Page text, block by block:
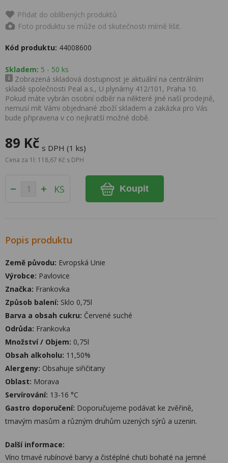
Přidat do oblíbených produktů
Foto produktu se může od skutečnosti mírně lišit.
Kód produktu: 44008600
Skladem: 5 - 50 ks
Zobrazená skladová dostupnost je aktuální na centrálním
skladě společnosti Peal a.s., U plynárny 412/101, Praha 10.
Pokud máte vybrán osobní odběr na některé jiné naší prodejně,
nemusí mít Vámi objednané zboží skladem a zakázka pro Vás
bude připravena v co nejkratší možné době.
89 Kč s DPH (1 ks)
Cena za 1l: 118,67 Kč s DPH
KS Koupit
Popis produktu
Země původu: Evropská Unie
Výrobce: Pavlovice
Značka: Frankovka
Způsob balení: Sklo 0,75l
Barva a obsah cukru: Červené suché
Odrůda: Frankovka
Množství / Objem: 0,75l
Obsah alkoholu: 11,50%
Alergeny: Obsahuje siřičitany
Oblast: Morava
Servírování: 13-16 °C
Gastro doporučení: Doporučujeme podávat ke zvěřině,
tmavým masům a různým druhům uzených sýrů a uzenin.
Další informace:
Víno tmavé rubínové barvy a čistéplné chuti bohaté na jemné